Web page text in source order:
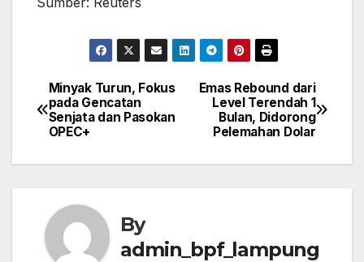
Post
navigation
Emas Rebound dari
Level Terendah 1
Bulan, Didorong
Pelemahan Dolar
Minyak Turun, Fokus
pada Gencatan
Senjata dan Pasokan
OPEC+
By
admin_bpf_lampung